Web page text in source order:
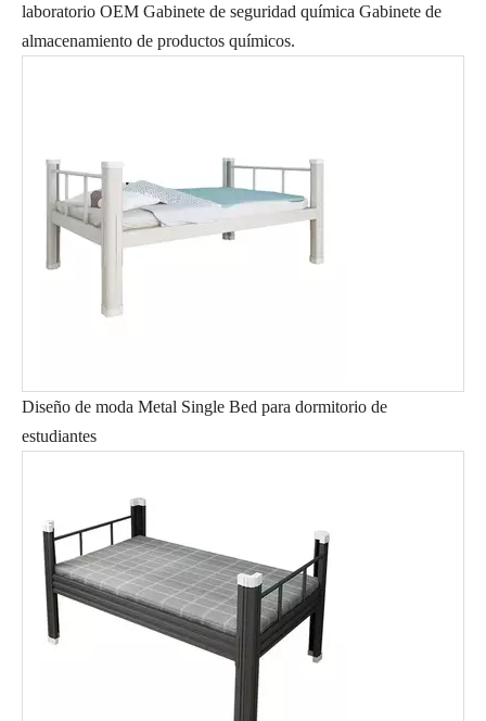
laboratorio OEM Gabinete de seguridad química Gabinete de
almacenamiento de productos químicos.
Diseño de moda Metal Single Bed para dormitorio de
estudiantes